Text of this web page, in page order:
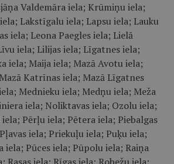
Valdemāra iela; Krūmiņu iela;
Lakstīgalu iela; Lapsu iela; Lauku
iela; Leona Paegles iela; Lielā
iela; Lilijas iela; Līgatnes iela;
iela; Maija iela; Mazā Avotu iela;
Katrīnas iela; Mazā Līgatnes
Mednieku iela; Medņu iela; Meža
iela; Noliktavas iela; Ozolu iela;
Pērļu iela; Pētera iela; Piebalgas
iela; Priekuļu iela; Puķu iela;
iela; Pūces iela; Pūpolu iela; Raiņa